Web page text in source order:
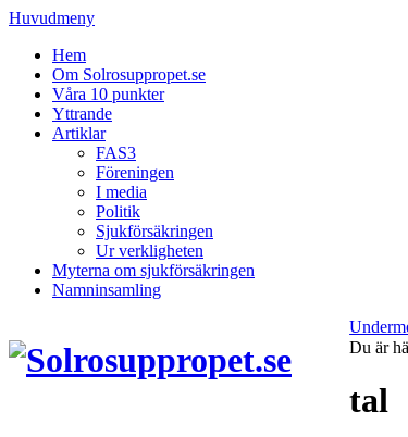
Huvudmeny
Hem
Om Solrosuppropet.se
Våra 10 punkter
Yttrande
Artiklar
FAS3
Föreningen
I media
Politik
Sjukförsäkringen
Ur verkligheten
Myterna om sjukförsäkringen
Namninsamling
Du är
tal